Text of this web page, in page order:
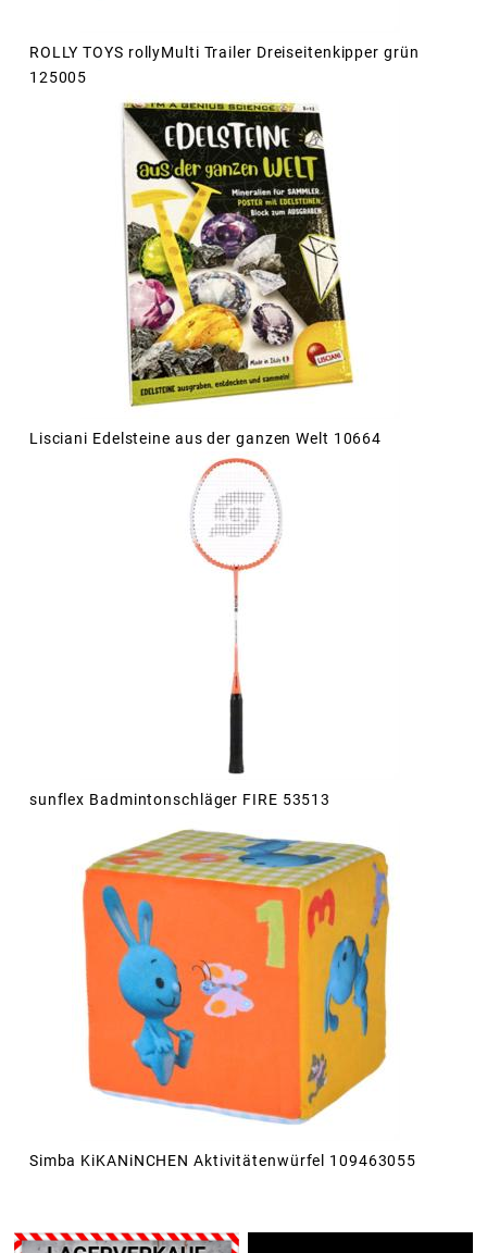
ROLLY TOYS rollyMulti Trailer Dreiseitenkipper grün
125005
Lisciani Edelsteine aus der ganzen Welt 10664
sunflex Badmintonschläger FIRE 53513
Simba KiKANiNCHEN Aktivitätenwürfel 109463055